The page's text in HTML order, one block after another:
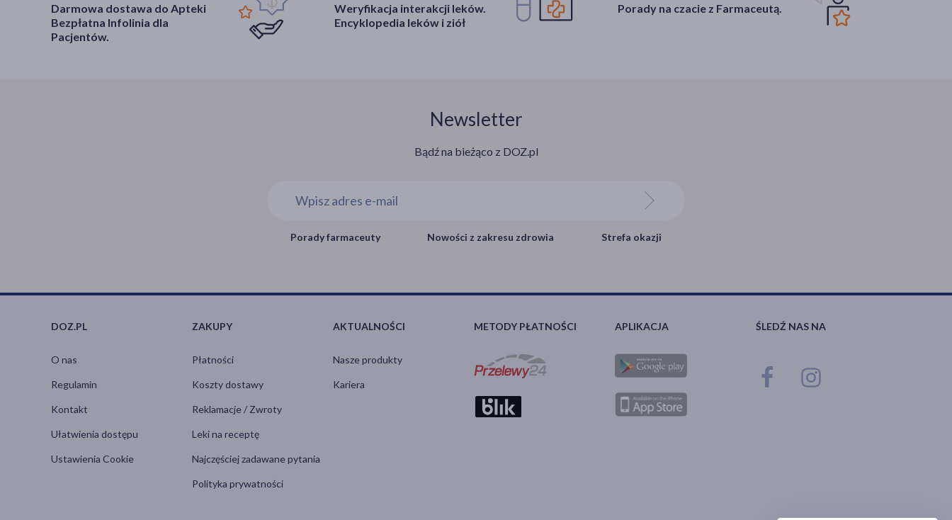
Darmowa dostawa do Apteki
Bezpłatna Infolinia dla
Pacjentów.
Weryfikacja interakcji leków.
Encyklopedia leków i ziół
Porady na czacie z Farmaceutą.
Newsletter
Bądź na bieżąco z DOZ.pl
Porady farmaceuty Nowości z zakresu zdrowia Strefa okazji
DOZ.PL
O nas
Regulamin
Kontakt
Ułatwienia dostępu
Ustawienia Cookie
ZAKUPY
Płatności
Koszty dostawy
Reklamacje / Zwroty
Leki na receptę
Najczęściej zadawane pytania
Polityka prywatności
AKTUALNOŚCI
Nasze produkty
Kariera
METODY PŁATNOŚCI APLIKACJA ŚLEDŹ NAS NA